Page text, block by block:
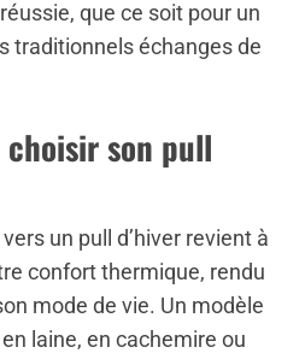
que ce soit pour un
traditionnels échanges de
son pull
un pull d’hiver revient à
confort thermique, rendu
mode de vie. Un modèle
laine, en cachemire ou